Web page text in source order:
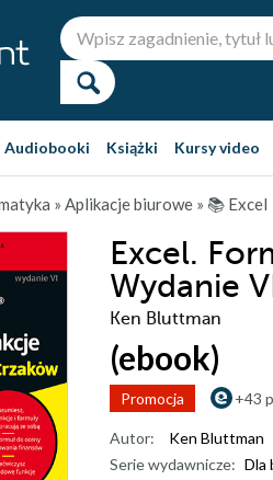
Audiobooki Książki Kursy video
» Aplikacje biurowe » 📚 Excel
Excel.
Wydanie
Ken Bluttman
(ebook)
Promocja +43
Autor:
Ken Bluttman
Serie wydawnicze: Dla